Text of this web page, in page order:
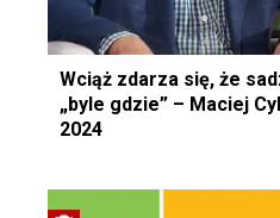
Wciąż zdarza się, że
„byle gdzie” – Maciej
2024